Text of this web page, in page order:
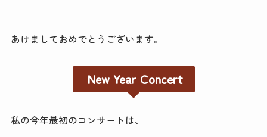
あけましておめでとうございます。
New Year Concert
私の今年最初のコンサートは、